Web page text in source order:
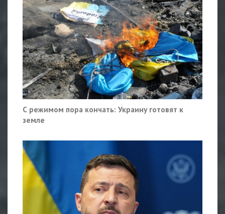
С режимом пора кончать: Украину готовят к
земле